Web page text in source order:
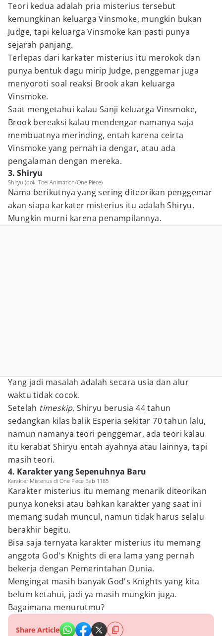
Teori kedua adalah pria misterius tersebut
kemungkinan keluarga Vinsmoke, mungkin bukan
Judge, tapi keluarga Vinsmoke kan pasti punya
sejarah panjang.
Terlepas dari karkater misterius itu merokok dan
punya bentuk dagu mirip Judge, penggemar juga
menyoroti soal reaksi Brook akan keluarga
Vinsmoke.
Saat mengetahui kalau Sanji keluarga Vinsmoke,
Brook bereaksi kalau mendengar namanya saja
membuatnya merinding, entah karena ceirta
Vinsmoke yang pernah ia dengar, atau ada
pengalaman dengan mereka.
3. Shiryu
Shiryu (dok. Toei Animation/One Piece)
Nama berikutnya yang sering diteorikan penggemar
akan siapa karkater misterius itu adalah Shiryu.
Mungkin murni karena penampilannya.
Yang jadi masalah adalah secara usia dan alur
waktu tidak cocok.
Setelah timeskip, Shiryu berusia 44 tahun
sedangkan kilas balik Esperia sekitar 70 tahun lalu,
namun namanya teori penggemar, ada teori kalau
itu kerabat Shiryu entah ayahnya atau lainnya, tapi
masih teori.
4. Karakter yang Sepenuhnya Baru
Karakter Misterius di One Piece Bab 1185
Karakter misterius itu memang menarik diteorikan
punya koneksi atau bahkan karakter yang saat ini
memang sudah muncul, namun tidak harus selalu
berakhir begitu.
Bisa saja ternyata karakter misterius itu memang
anggota God's Knights di era lama yang pernah
bekerja dengan Pemerintahan Dunia.
Mengingat masih banyak God's Knights yang kita
belum ketahui, jadi ya masih mungkin juga.
Bagaimana menurutmu?
Share Article